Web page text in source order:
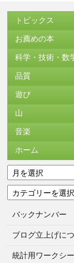
トピックス
お薦めの本
科学・技術・数
品質
遊び
山
音楽
ホーム
ア
ー
イ
テ
リ
バックナンバー
ブログ立上げに
統計用ワークシ